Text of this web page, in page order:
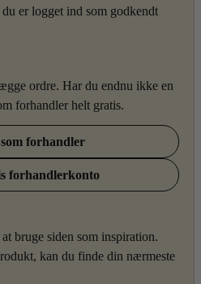
er logget ind som godkendt
ordre. Har du endnu ikke en
forhandler helt gratis.
forhandler
forhandlerkonto
bruge siden som inspiration.
kan du finde din nærmeste